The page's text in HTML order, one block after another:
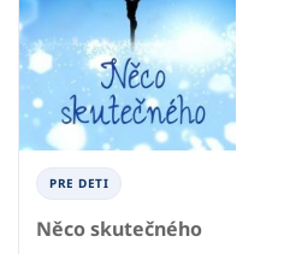
PRE DETI
Něco skutečného